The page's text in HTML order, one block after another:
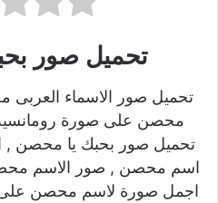
تحميل صور
تحميل صور الاسماء
محصن على صورة
تحميل صور بحبك يا محصن ,
اسم محصن , صور الاسم
اجمل صورة لاسم محصن على